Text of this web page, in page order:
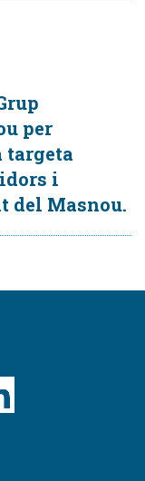
per
targeta
i
del Masnou.